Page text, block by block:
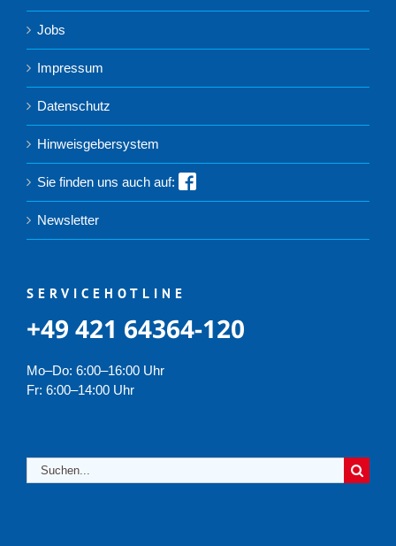
Jobs
Impressum
Datenschutz
Hinweisgebersystem
Sie finden uns auch auf:
Newsletter
SERVICEHOTLINE
+49 421 64364-120
Mo–Do: 6:00–16:00 Uhr
Fr: 6:00–14:00 Uhr
Suche
nach: